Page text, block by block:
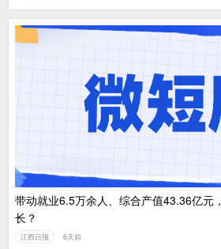
带动就业6.5万余人、综合产值43.36亿元
长？
江西日报 6天前